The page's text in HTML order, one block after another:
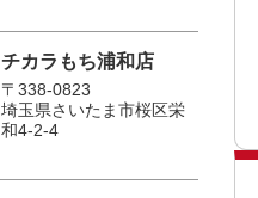
チカラもち浦和店
〒338-0823
埼玉県さいたま市桜区栄
和4-2-4